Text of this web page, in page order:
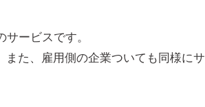
ービスです。
た、雇用側の企業ついても同様にサ